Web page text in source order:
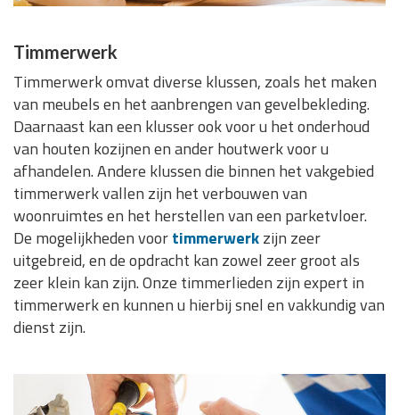
Timmerwerk
Timmerwerk omvat diverse klussen, zoals het maken
van meubels en het aanbrengen van gevelbekleding.
Daarnaast kan een klusser ook voor u het onderhoud
van houten kozijnen en ander houtwerk voor u
afhandelen. Andere klussen die binnen het vakgebied
timmerwerk vallen zijn het verbouwen van
woonruimtes en het herstellen van een parketvloer.
De mogelijkheden voortimmerwerkzijn zeer
uitgebreid, en de opdracht kan zowel zeer groot als
zeer klein kan zijn. Onze timmerlieden zijn expert in
timmerwerk en kunnen u hierbij snel en vakkundig van
dienst zijn.